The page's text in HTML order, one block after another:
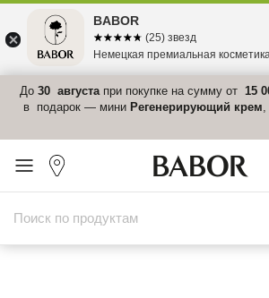
До 30 августапри покупке на сумму от 15
в подарок — мини Регенерирующий крем,
BABOR
☆☆☆☆☆
★★★★★ (25) звезд
Немецкая премиальная косметика